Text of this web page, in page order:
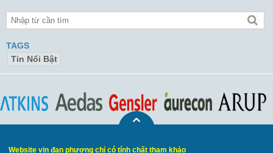
TAGS
Tin Nổi Bật
Website vin đan phượng chỉ có tính chất tham khảo